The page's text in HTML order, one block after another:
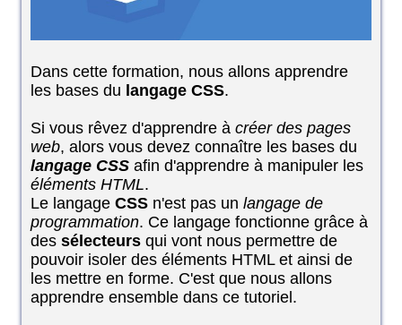
Dans cette formation, nous allons apprendre
les bases du langage CSS.
Si vous rêvez d'apprendre à créer des pages
web, alors vous devez connaître les bases du
langage CSSafin d'apprendre à manipuler les
éléments HTML.
Le langage CSSn'est pas un langage de
programmation. Ce langage fonctionne grâce à
des sélecteurs qui vont nous permettre de
pouvoir isoler des éléments HTML et ainsi de
les mettre en forme. C'est que nous allons
apprendre ensemble dans ce tutoriel.